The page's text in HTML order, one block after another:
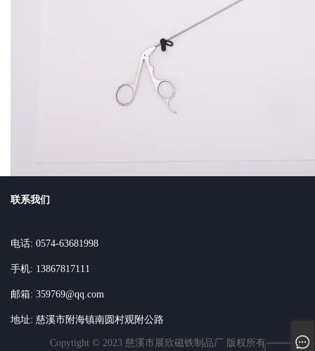
联系我们
电话: 0574-63681998
手机: 13867817111
邮箱: 359769@qq.com
地址: 慈溪市附海镇南圆村观附公路
Copytight © 2023 慈溪市展欣磁铁制品厂 版权所有